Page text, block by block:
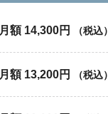
月額 14,300円 （税込）
月額 13,200円 （税込）